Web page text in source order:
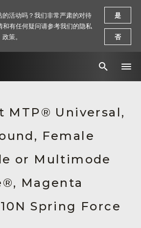
MTP® Universal,
Female
or Multimode
Magenta
Spring Force
活动吗？我们非常严肃的对待
和有任何疑问请参考我们的隐私
政策。
是
否